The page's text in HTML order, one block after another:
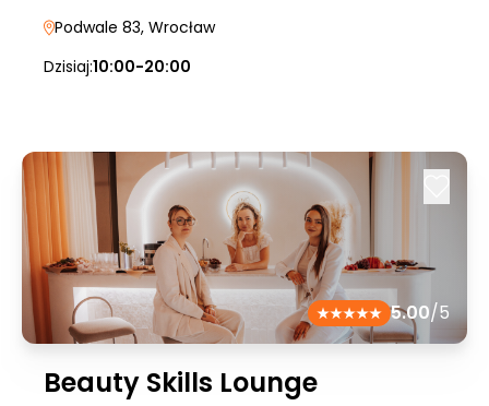
Podwale 83, Wrocław
Dzisiaj:10:00-20:00
5.00/5
Beauty Skills Lounge